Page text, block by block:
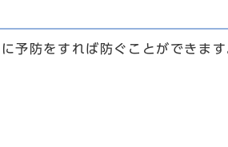
予防をすれば防ぐことができま